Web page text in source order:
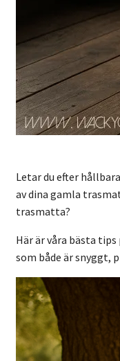
Letar du efter
av dina gamla
trasmatta?
Här är våra bästa
som både är snyggt,